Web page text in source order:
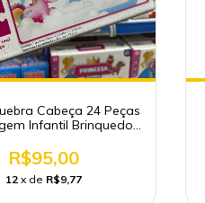
Cabeça 24 Peças
Infantil Brinquedos
R$95,00
12 x de R$9,77